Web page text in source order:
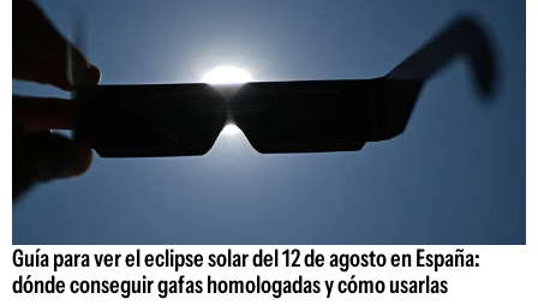
Guía para ver el eclipse solar del 12 de agosto en España:
dónde conseguir gafas homologadas y cómo usarlas